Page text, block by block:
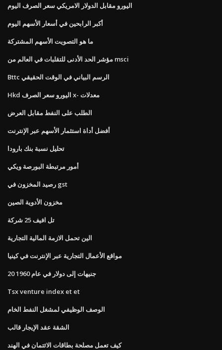
اليورو مقابل الدولار الامريكي سعر الصرف اليوم
أكبر الرابحين في أسعار الأسهم اليوم
ما هو التصويت الأسهم المشتركة
مؤشر الحد الأدنى للتقلبات في العالم من msci
Bttc الرسم البياني في الوقت الحقيقي
Hkd اليورو سعر الصرف x- معدلات
الطلب على النفط مقابل العرض
أفضل أداة استثمار الأسهم عبر الإنترنت
تحليل نسبة بنك بارودا
أمور مرتبطة البورصة ويكي
رصيد المخزون في gst
مخزون الأدوية الصين
تل افيف 25 شركة
الين تحمل الازمة المالية التجارية
مواقع الأعمال التجارية عبر الإنترنت في كينيا
20 جنيهات إلى دولار في عام 1960
Tsx venture index et et
الوصف الوظيفي لمشغل النفط الخام
الشقة عقد الإيجار قالب
كيف تعمل مصلحة بطاقات الائتمان في الهند